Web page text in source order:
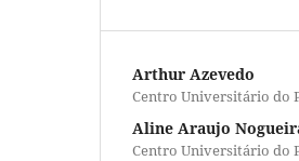
Arthur Azevedo
Centro Universitário do
Aline Araujo
Centro Universitário do